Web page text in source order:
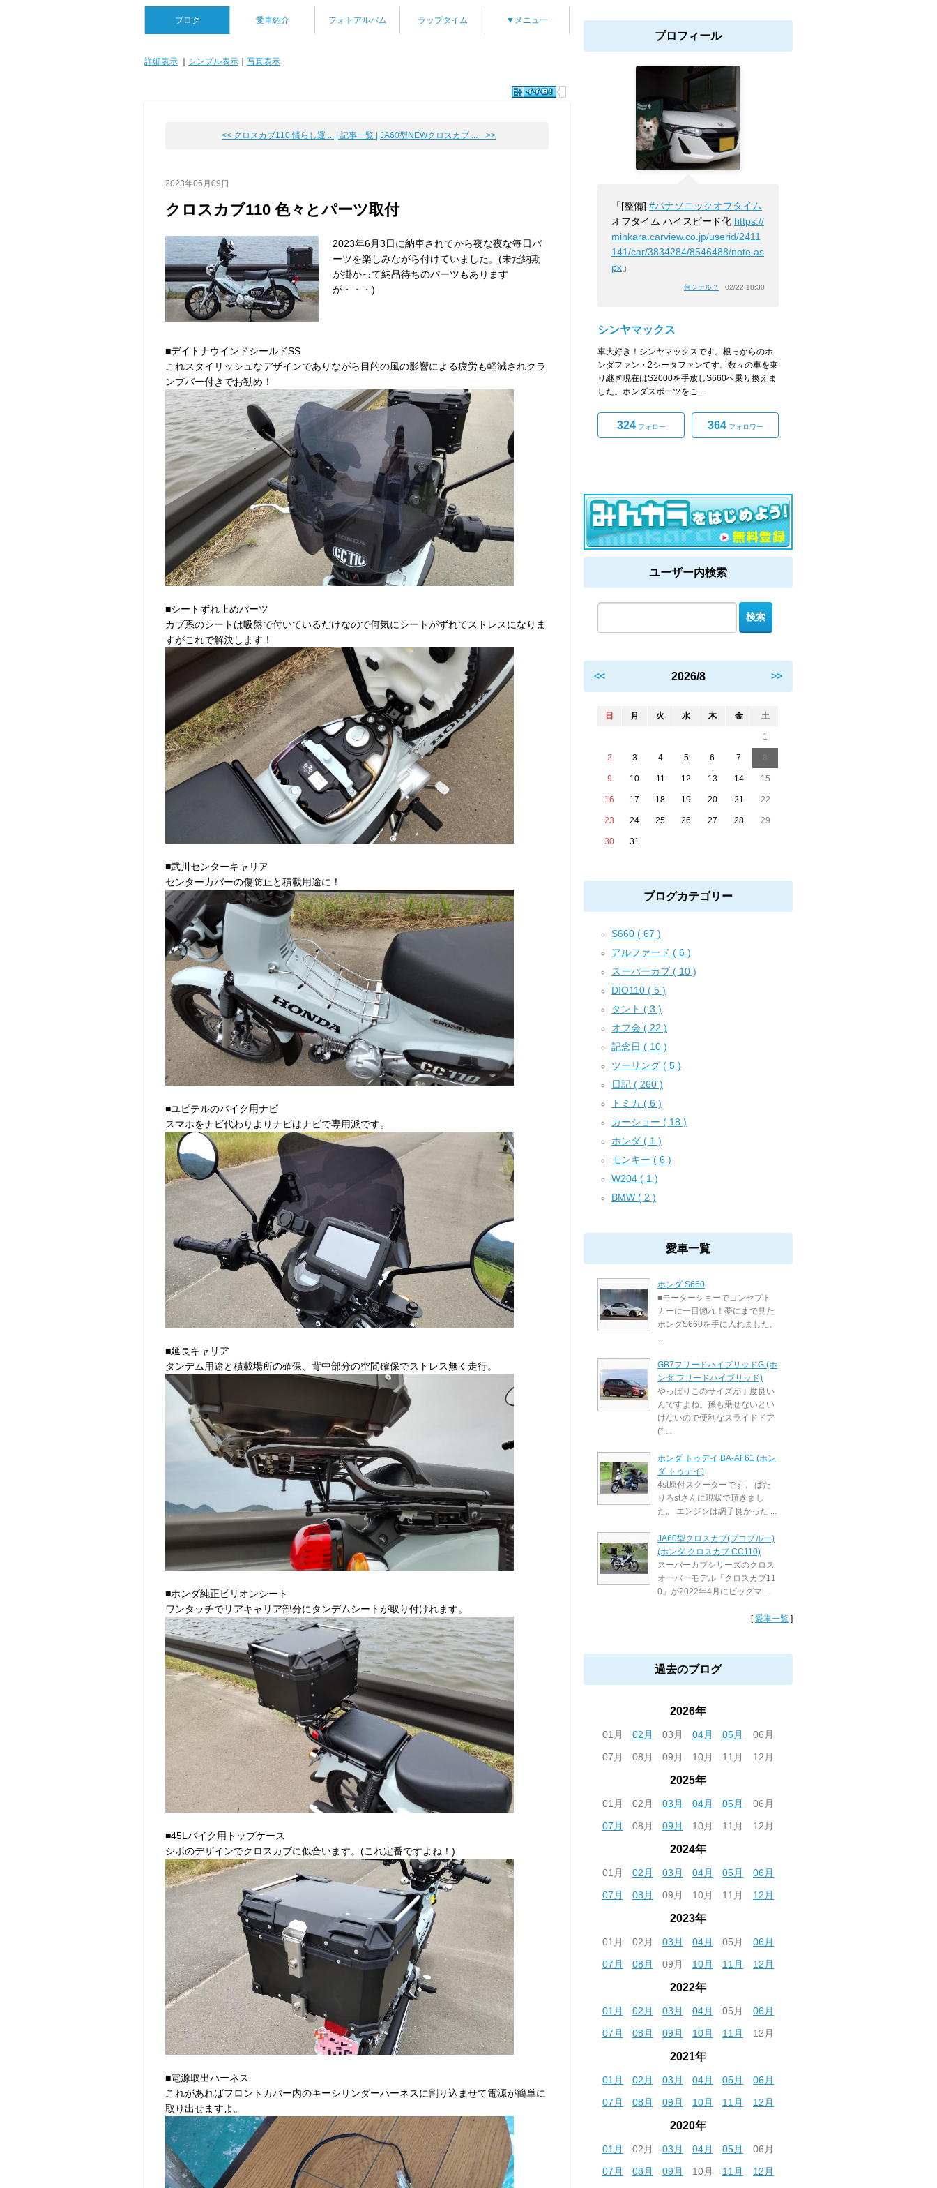
ブログ 愛車紹介 フォトアルバム ラップタイム ▼メニュー
詳細表示 シンプル表示 写真表示
<< クロスカブ110 慣らし運 ... | 記事一覧 | JA60型NEWクロスカブ ... >>
2023年06月09日
クロスカブ110 色々とパーツ取付
2023年6月3日に納車されてから夜な夜な毎日パ
ーツを楽しみながら付けていました。(未だ納期
が掛かって納品待ちのパーツもあります
が・・・)
■デイトナウインドシールドSS
これスタイリッシュなデザインでありながら目的の風の影響による疲労も軽減されクラ
ンプバー付きでお勧め！
■シートずれ止めパーツ
カブ系のシートは吸盤で付いているだけなので何気にシートがずれてストレスになりま
すがこれで解決します！
■武川センターキャリア
センターカバーの傷防止と積載用途に！
■ユピテルのバイク用ナビ
スマホをナビ代わりよりナビはナビで専用派です。
■延長キャリア
タンデム用途と積載場所の確保、背中部分の空間確保でストレス無く走行。
■ホンダ純正ピリオンシート
ワンタッチでリアキャリア部分にタンデムシートが取り付けれます。
■45Lバイク用トップケース
シボのデザインでクロスカブに似合います。(これ定番ですよね！)
■電源取出ハーネス
これがあればフロントカバー内のキーシリンダーハーネスに割り込ませて電源が簡単に
取り出せますよ。
プロフィール
「[整備] #パナソニックオフタイム
オフタイム ハイスピード化 https://
minkara.carview.co.jp/userid/2411
141/car/3834284/8546488/note.as
px 」
何シテル？ 02/22 18:30
シンヤマックス
車大好き！シンヤマックスです。根っからのホ
ンダファン・2シータファンです。数々の車を乗
り継ぎ現在はS2000を手放しS660へ乗り換えま
した。ホンダスポーツをこ...
324フォロー 364フォロワー
ユーザー内検索
<< 2026/8 >>
日 月 火 水 木 金 土
1
2 3 4 5 6 7
9 10 11 12 13 14 15
16 17 18 19 20 21 22
23 24 25 26 27 28 29
30 31
ブログカテゴリー
S660 ( 67 )
アルファード ( 6 )
スーパーカブ ( 10 )
DIO110 ( 5 )
タント ( 3 )
オフ会 ( 22 )
記念日 ( 10 )
ツーリング ( 5 )
日記 ( 260 )
トミカ ( 6 )
カーショー ( 18 )
ホンダ ( 1 )
モンキー ( 6 )
W204 ( 1 )
BMW ( 2 )
愛車一覧
ホンダ S660
■モーターショーでコンセプト
カーに一目惚れ！夢にまで見た
ホンダS660を手に入れました。
...
GB7フリードハイブリッドG (ホ
ンダ フリードハイブリッド)
やっぱりこのサイズが丁度良い
んですよね。孫も乗せないとい
けないので便利なスライドドア
(* ...
ホンダ トゥデイ BA-AF61 (ホン
ダ トゥデイ)
4st原付スクーターです。 ぱた
りろstさんに現状で頂きまし
た。 エンジンは調子良かった ...
JA60型クロスカブ(プコブルー)
(ホンダ クロスカブ CC110)
スーパーカブシリーズのクロス
オーバーモデル「クロスカブ11
0」が2022年4月にビッグマ ...
[愛車一覧 ]
過去のブログ
2026年
01月 02月 03月 04月 05月
06月
07月
08月 09月 10月 11月 12月
2025年
01月 02月 03月 04月 05月
06月
07月
08月 09月 10月 11月 12月
2024年
01月 02月 03月 04月 05月
06月
07月
08月 09月 10月 11月 12月
2023年
01月 02月 03月 04月 05月
06月
07月
08月 09月 10月 11月 12月
2022年
01月 02月 03月 04月 05月
06月
07月
08月 09月 10月 11月 12月
2021年
01月 02月 03月 04月 05月
06月
07月
08月 09月 10月 11月 12月
2020年
01月 02月 03月 04月 05月
06月
07月
08月 09月 10月 11月 12月